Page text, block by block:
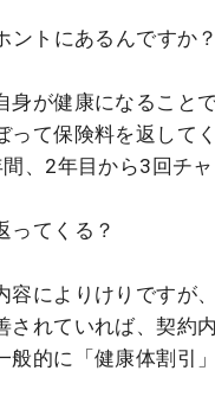
ントにあるんですか？
身が健康になること
って保険料を返して
、2年目から3回チャ
ってくる？
容によりけりですが
されていれば、契約
般的に「健康体割引